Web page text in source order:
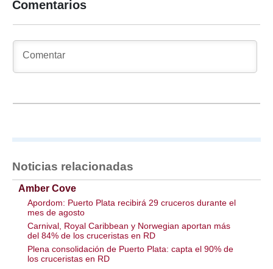
Comentarios
Noticias relacionadas
Amber Cove
Apordom: Puerto Plata recibirá 29 cruceros durante el
mes de agosto
Carnival, Royal Caribbean y Norwegian aportan más
del 84% de los cruceristas en RD
Plena consolidación de Puerto Plata: capta el 90% de
los cruceristas en RD